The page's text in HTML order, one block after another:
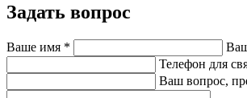
Задать вопрос
Ваше имя *
Телефон для
Ваш вопрос,